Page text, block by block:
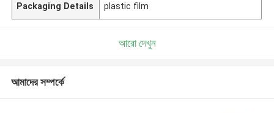
Packaging Details plastic film
আরো দেখুন
আমাদের সম্পর্কে